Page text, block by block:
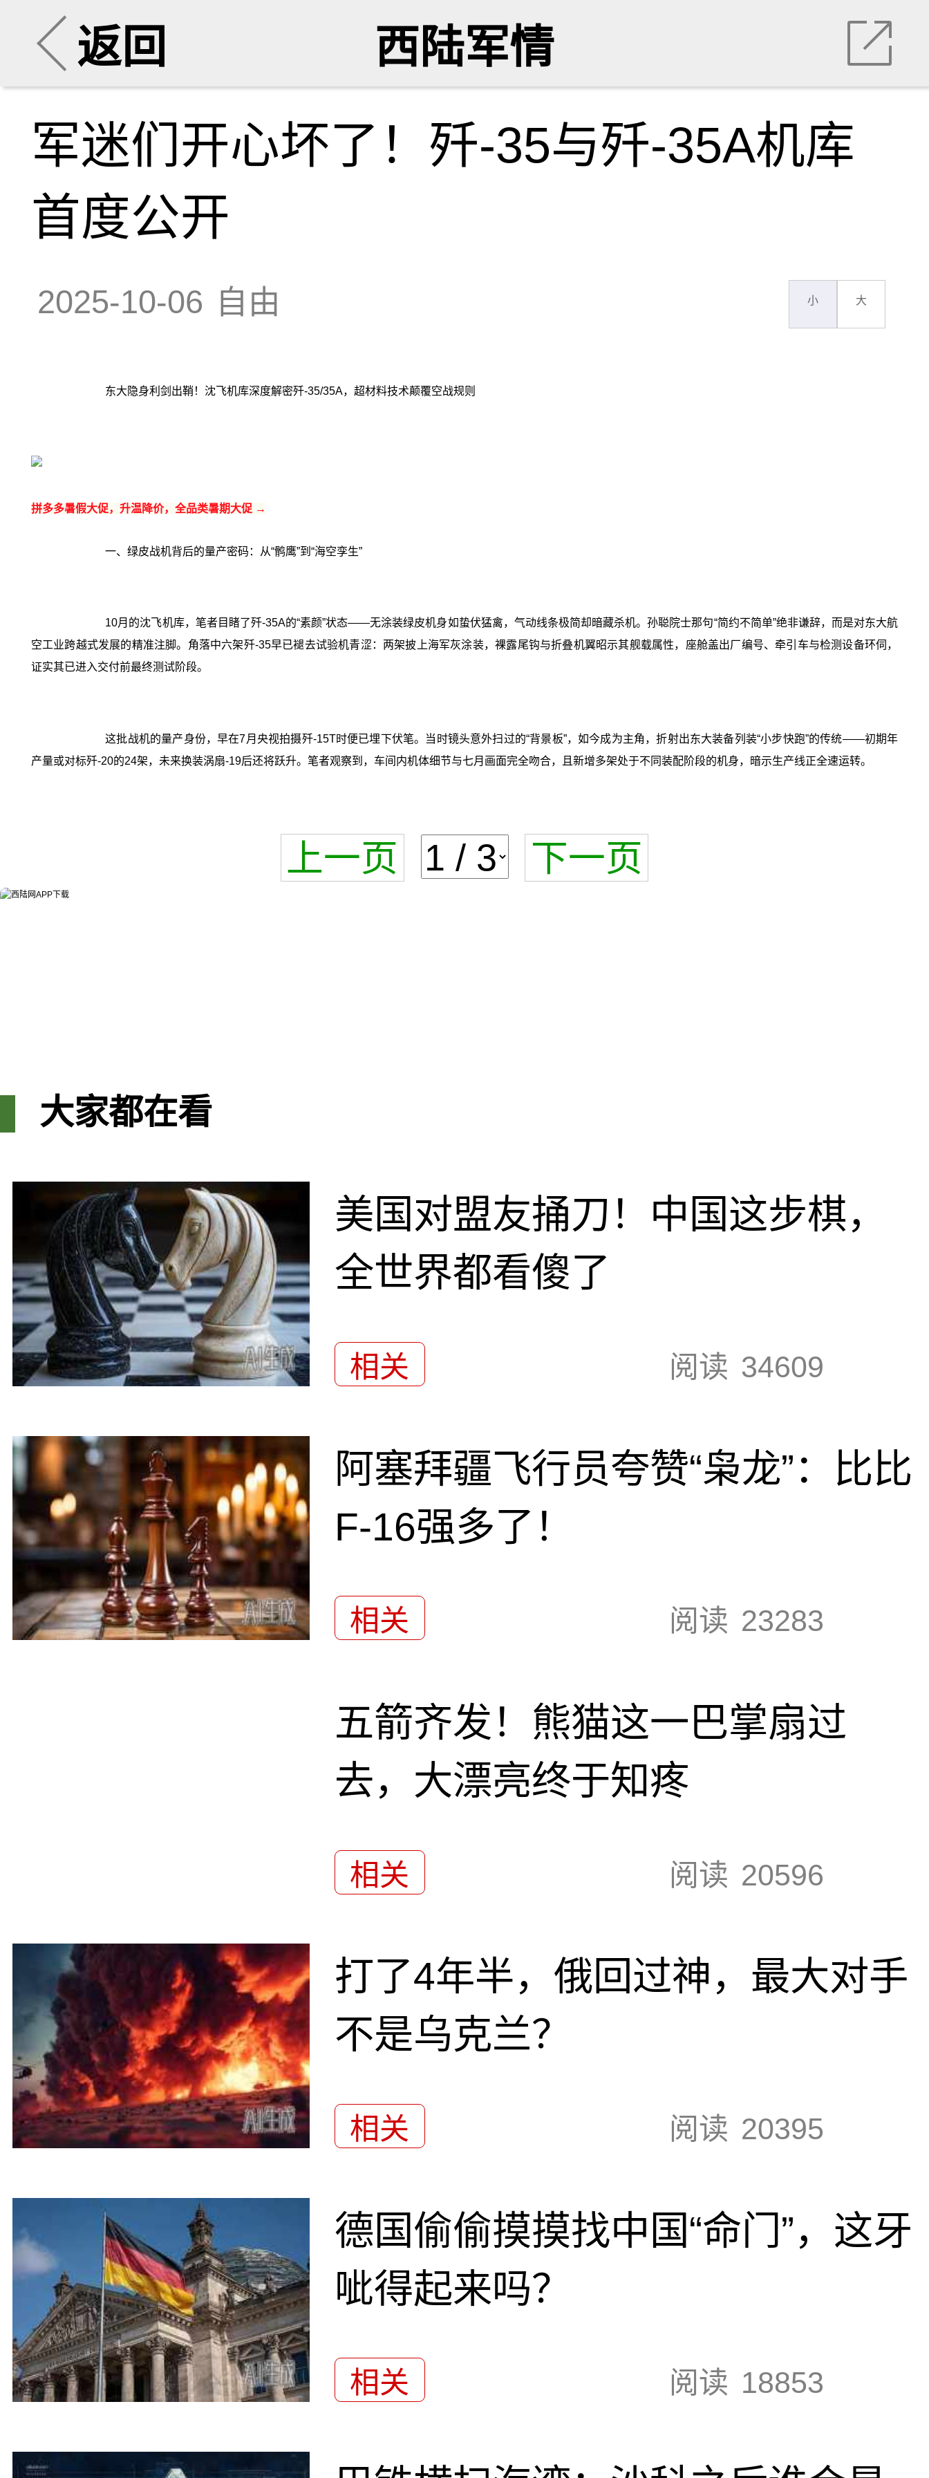
返回 西陆军情
军迷们开心坏了！歼-35与歼-35A机库
首度公开
2025-10-06 自由 小 大
东大隐身利剑出鞘！沈飞机库深度解密歼-35/35A，超材料技术颠覆空战规则
拼多多暑假大促，升温降价，全品类暑期大促 →
一、绿皮战机背后的量产密码：从“鹘鹰”到“海空孪生”
10月的沈飞机库，笔者目睹了歼-35A的“素颜”状态——无涂装绿皮机身如蛰伏猛禽，气动线条极简却暗藏杀机。孙聪院士那句“简约不简单”绝非谦辞，而是对东大航
空工业跨越式发展的精准注脚。角落中六架歼-35早已褪去试验机青涩：两架披上海军灰涂装，裸露尾钩与折叠机翼昭示其舰载属性，座舱盖出厂编号、牵引车与检测设备环伺，
证实其已进入交付前最终测试阶段。
这批战机的量产身份，早在7月央视拍摄歼-15T时便已埋下伏笔。当时镜头意外扫过的“背景板”，如今成为主角，折射出东大装备列装“小步快跑”的传统——初期年
产量或对标歼-20的24架，未来换装涡扇-19后还将跃升。笔者观察到，车间内机体细节与七月画面完全吻合，且新增多架处于不同装配阶段的机身，暗示生产线正全速运转。
上一页 下一页
大家都在看
美国对盟友捅刀！中国这步棋，
全世界都看傻了
相关 阅读 34609
阿塞拜疆飞行员夸赞“枭龙”：比比
F-16强多了！
相关 阅读 23283
五箭齐发！熊猫这一巴掌扇过
去，大漂亮终于知疼
相关 阅读 20596
打了4年半，俄回过神，最大对手
不是乌克兰？
相关 阅读 20395
德国偷偷摸摸找中国“命门”，这牙
呲得起来吗？
相关 阅读 18853